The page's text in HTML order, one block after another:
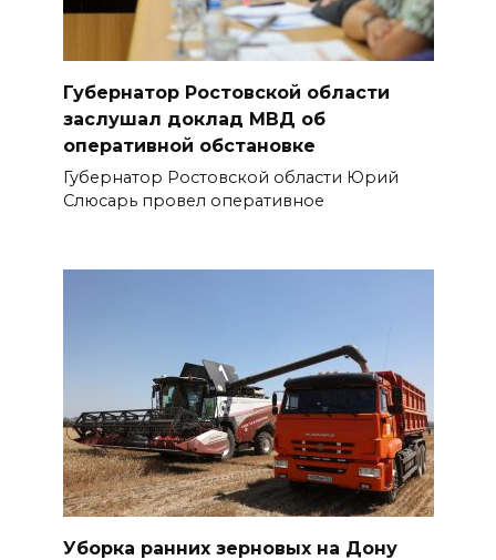
Губернатор Ростовской области
заслушал доклад МВД об
оперативной обстановке
Губернатор Ростовской области Юрий
Слюсарь провел оперативное
Уборка ранних зерновых на Дону